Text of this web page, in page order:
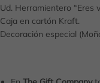
Ud. Herramientero “Eres
Caja en cartón Kraft.
Decoración especial